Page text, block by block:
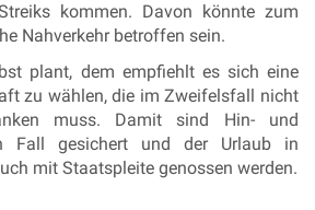
kommen. Davon könnte zum
Nahverkehr betroffen sein.
plant, dem empfiehlt es sich eine
zu wählen, die im Zweifelsfall nicht
muss. Damit sind Hin- und
Fall gesichert und der Urlaub in
mit Staatspleite genossen werden.